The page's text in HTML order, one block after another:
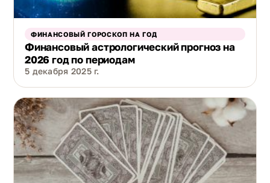
ФИНАНСОВЫЙ ГОРОСКОП НА ГОД
Финансовый астрологический прогноз на
2026 год по периодам
5 декабря 2025 г.